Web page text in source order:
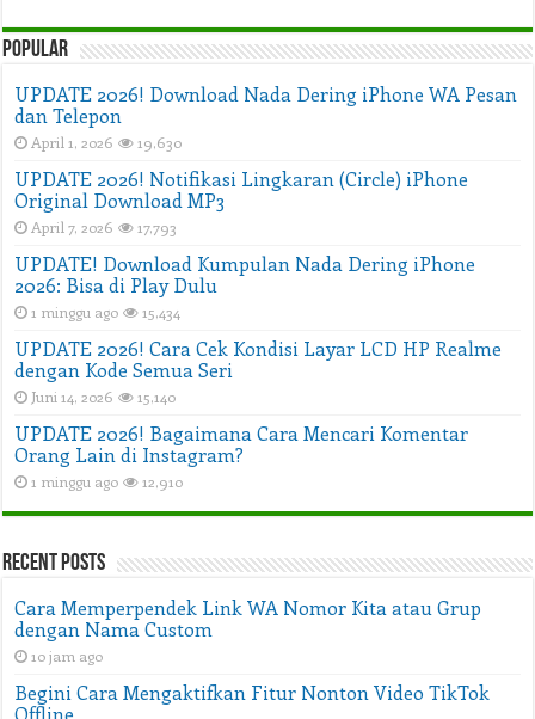
Popular
UPDATE 2026! Download Nada Dering iPhone WA Pesan
dan Telepon
April 1, 2026 19,630
UPDATE 2026! Notifikasi Lingkaran (Circle) iPhone
Original Download MP3
April 7, 2026 17,793
UPDATE! Download Kumpulan Nada Dering iPhone
2026: Bisa di Play Dulu
1 minggu ago 15,434
UPDATE 2026! Cara Cek Kondisi Layar LCD HP Realme
dengan Kode Semua Seri
Juni 14, 2026 15,140
UPDATE 2026! Bagaimana Cara Mencari Komentar
Orang Lain di Instagram?
1 minggu ago 12,910
Recent Posts
Cara Memperpendek Link WA Nomor Kita atau Grup
dengan Nama Custom
10 jam ago
Begini Cara Mengaktifkan Fitur Nonton Video TikTok
Offline